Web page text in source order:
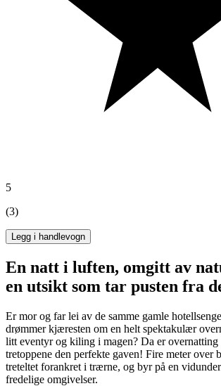
5
(3)
Legg i handlevogn
En natt i luften, omgitt av
en utsikt som tar pusten fra
Er mor og far lei av de samme gamle
drømmer kjæresten om en helt spektakulær
litt eventyr og kiling i magen? Da er
tretoppene den perfekte gaven! Fire meter over
treteltet forankret i trærne, og byr på en
fredelige omgivelser.